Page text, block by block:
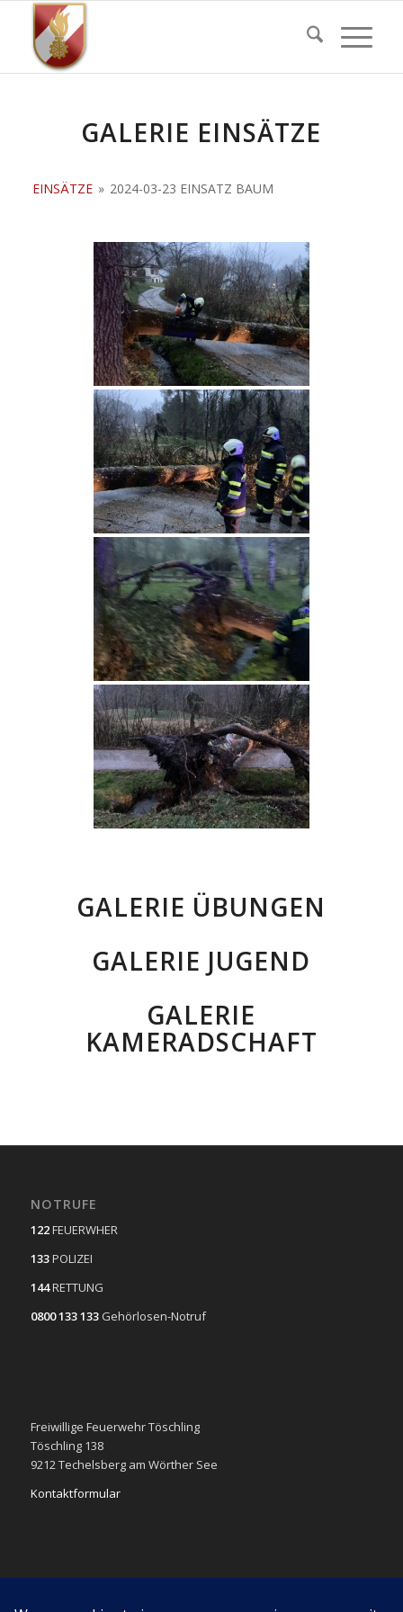
GALERIE EINSÄTZE
EINSÄTZE » 2024-03-23 EINSATZ BAUM
GALERIE ÜBUNGEN
GALERIE JUGEND
GALERIE
KAMERADSCHAFT
NOTRUFE
122FEUERWHER
133POLIZEI
144RETTUNG
0800 133 133 Gehörlosen-Notruf
Freiwillige Feuerwehr Töschling
Töschling 138
9212 Techelsberg am Wörther See
Kontaktformular